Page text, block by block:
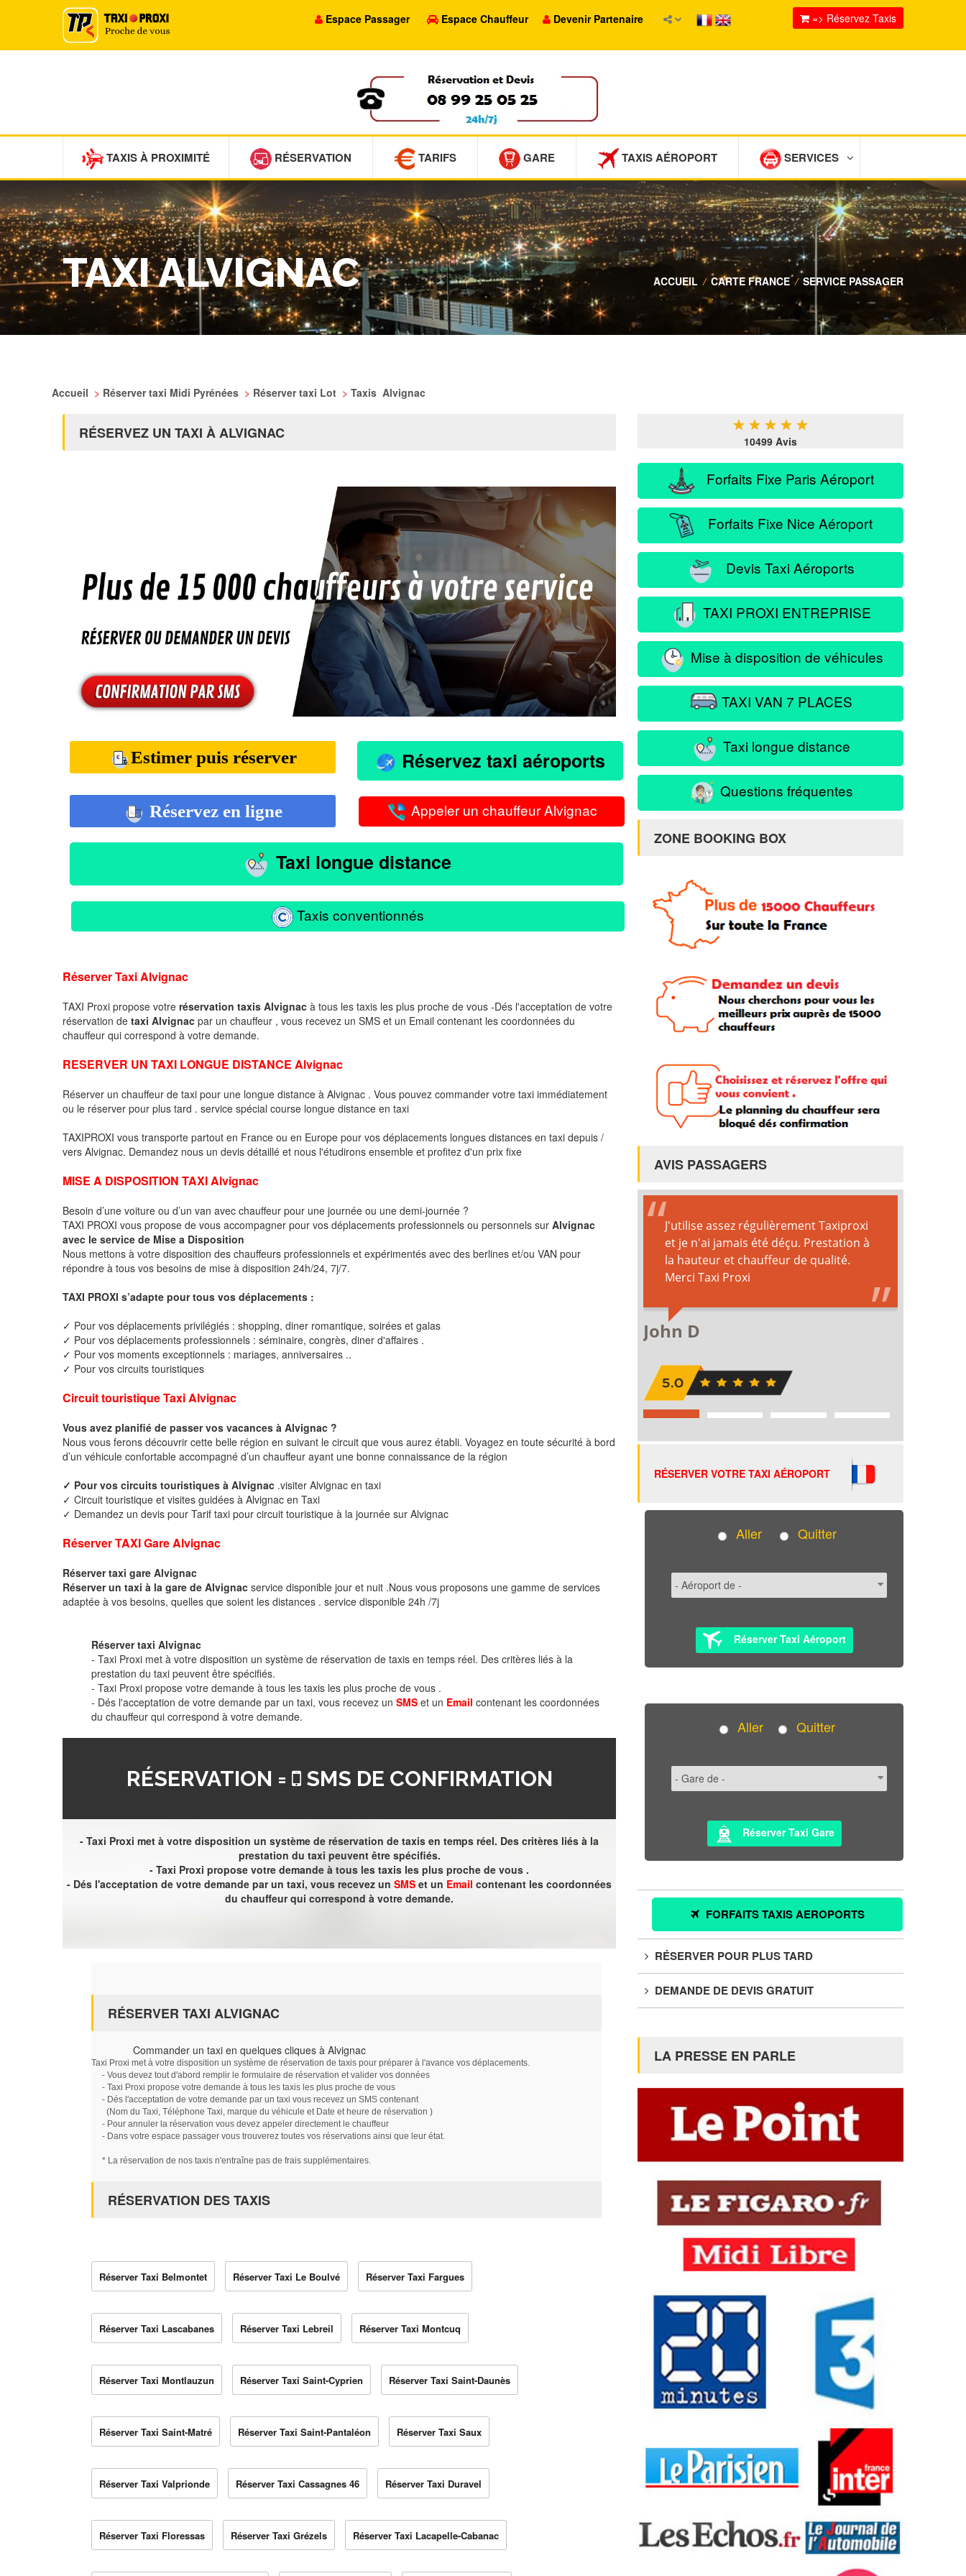
Espace Passager Espace Chauffeur Devenir Partenaire => Réservez Taxis
TAXIS À PROXIMITÉ RÉSERVATION TARIFS GARE TAXIS AÉROPORT SERVICES
TAXI ALVIGNAC ACCUEIL / CARTE FRANCE / SERVICE PASSAGER
Accueil > Réserver taxi Midi Pyrénées > Réserver taxi Lot > Taxis Alvignac
RÉSERVEZ UN TAXI À ALVIGNAC
Estimer puis réserver Réservez taxi aéroports
Réservez en ligne Appeler un chauffeur Alvignac
Taxi longue distance
Taxis conventionnés
Réserver Taxi Alvignac
TAXI Proxi propose votre réservation taxis Alvignac à tous les taxis les plus proche de vous -Dés l'acceptation de votre
réservation de taxi Alvignac par un chauffeur , vous recevez un SMS et un Email contenant les coordonnées du
chauffeur qui correspond à votre demande.
RESERVER UN TAXI LONGUE DISTANCE Alvignac
Réserver un chauffeur de taxi pour une longue distance à Alvignac . Vous pouvez commander votre taxi immédiatement
ou le réserver pour plus tard . service spécial course longue distance en taxi
TAXIPROXI vous transporte partout en France ou en Europe pour vos déplacements longues distances en taxi depuis /
vers Alvignac. Demandez nous un devis détaillé et nous l'étudirons ensemble et profitez d'un prix fixe
MISE A DISPOSITION TAXI Alvignac
Besoin d’une voiture ou d’un van avec chauffeur pour une journée ou une demi-journée ?
TAXI PROXI vous propose de vous accompagner pour vos déplacements professionnels ou personnels sur Alvignac
avec le service de Mise a Disposition
Nous mettons à votre disposition des chauffeurs professionnels et expérimentés avec des berlines et/ou VAN pour
répondre à tous vos besoins de mise à disposition 24h/24, 7j/7.
TAXI PROXI s’adapte pour tous vos déplacements :
✓ Pour vos déplacements privilégiés : shopping, diner romantique, soirées et galas
✓ Pour vos déplacements professionnels : séminaire, congrès, diner d'affaires .
✓ Pour vos moments exceptionnels : mariages, anniversaires ..
✓ Pour vos circuits touristiques
Circuit touristique Taxi Alvignac
Vous avez planifié de passer vos vacances à Alvignac ?
Nous vous ferons découvrir cette belle région en suivant le circuit que vous aurez établi. Voyagez en toute sécurité à bord
d’un véhicule confortable accompagné d’un chauffeur ayant une bonne connaissance de la région
✓ Pour vos circuits touristiques à Alvignac .visiter Alvignac en taxi
✓ Circuit touristique et visites guidées à Alvignac en Taxi
✓ Demandez un devis pour Tarif taxi pour circuit touristique à la journée sur Alvignac
Réserver TAXI Gare Alvignac
Réserver taxi gare Alvignac
Réserver un taxi à la gare de Alvignac service disponible jour et nuit .Nous vous proposons une gamme de services
adaptée à vos besoins, quelles que soient les distances . service disponible 24h /7j
Réserver taxi Alvignac
- Taxi Proxi met à votre disposition un système de réservation de taxis en temps réel. Des critères liés à la
prestation du taxi peuvent être spécifiés.
- Taxi Proxi propose votre demande à tous les taxis les plus proche de vous .
- Dés l'acceptation de votre demande par un taxi, vous recevez un SMS et un Email contenant les coordonnées
du chauffeur qui correspond à votre demande.
RÉSERVATION = SMS DE CONFIRMATION
- Taxi Proxi met à votre disposition un système de réservation de taxis en temps réel. Des critères liés à la
prestation du taxi peuvent être spécifiés.
- Taxi Proxi propose votre demande à tous les taxis les plus proche de vous .
- Dés l'acceptation de votre demande par un taxi, vous recevez un SMS et un Email contenant les coordonnées
du chauffeur qui correspond à votre demande.
RÉSERVER TAXI ALVIGNAC
Commander un taxi en quelques cliques à Alvignac
Taxi Proxi met à votre disposition un système de réservation de taxis pour préparer à l'avance vos déplacements.
- Vous devez tout d'abord remplir le formulaire de réservation et valider vos données
- Taxi Proxi propose votre demande à tous les taxis les plus proche de vous
- Dés l'acceptation de votre demande par un taxi vous recevez un SMS contenant
(Nom du Taxi, Téléphone Taxi, marque du véhicule et Date et heure de réservation )
- Pour annuler la réservation vous devez appeler directement le chauffeur
- Dans votre espace passager vous trouverez toutes vos réservations ainsi que leur état.
* La réservation de nos taxis n'entraîne pas de frais supplémentaires.
RÉSERVATION DES TAXIS
Réserver Taxi Belmontet Réserver Taxi Le Boulvé Réserver Taxi Fargues
Réserver Taxi Lascabanes Réserver Taxi Lebreil Réserver Taxi Montcuq
Réserver Taxi Montlauzun Réserver Taxi Saint-Cyprien Réserver Taxi Saint-Daunès
Réserver Taxi Saint-Matré Réserver Taxi Saint-Pantaléon Réserver Taxi Saux
Réserver Taxi Valprionde Réserver Taxi Cassagnes 46 Réserver Taxi Duravel
Réserver Taxi Floressas Réserver Taxi Grézels Réserver Taxi Lacapelle-Cabanac
★ ★ ★ ★ ★
10499 Avis
Forfaits Fixe Paris Aéroport
Forfaits Fixe Nice Aéroport
Devis Taxi Aéroports
TAXI PROXI ENTREPRISE
Mise à disposition de véhicules
TAXI VAN 7 PLACES
Taxi longue distance
Questions fréquentes
ZONE BOOKING BOX
AVIS PASSAGERS
RÉSERVER VOTRE TAXI AÉROPORT
Aller Quitter
Réserver Taxi Aéroport
Aller Quitter
Réserver Taxi Gare
FORFAITS TAXIS AEROPORTS
RÉSERVER POUR PLUS TARD
DEMANDE DE DEVIS GRATUIT
LA PRESSE EN PARLE